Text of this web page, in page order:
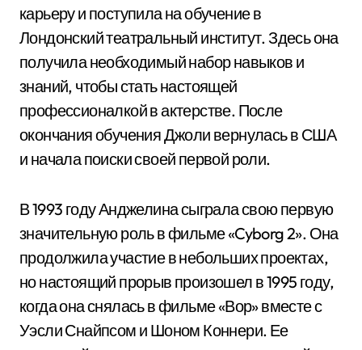
карьеру и поступила на обучение в
Лондонский театральный институт. Здесь она
получила необходимый набор навыков и
знаний, чтобы стать настоящей
профессионалкой в актерстве. После
окончания обучения Джоли вернулась в США
и начала поиски своей первой роли.
В 1993 году Анджелина сыграла свою первую
значительную роль в фильме «Cyborg 2». Она
продолжила участие в небольших проектах,
но настоящий прорыв произошел в 1995 году,
когда она снялась в фильме «Вор» вместе с
Уэсли Снайпсом и Шоном Коннери. Ее